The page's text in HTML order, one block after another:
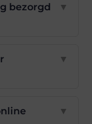
bezorgd
▼
▼
▼